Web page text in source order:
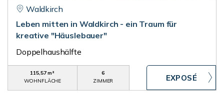
Waldkirch
Leben mitten in Waldkirch - ein Traum für
kreative "Häuslebauer"
Doppelhaushälfte
115,57 m²
WOHNFLÄCHE
6
ZIMMER